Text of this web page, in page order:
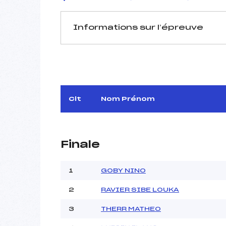
Informations sur l’épreuve
Arbitre :
Assistant :
Nombre de portes :
Traceur :
Clt Nom Prénom
Finale
1 GOBY NINO
2 RAVIER SIBE LOUKA
3 THERR MATHEO